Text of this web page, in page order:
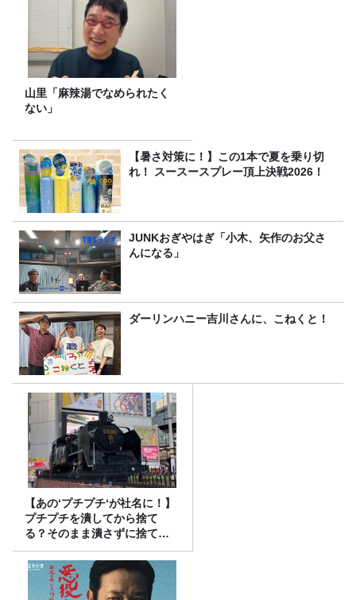
山里「麻辣湯でなめられたく
ない」
【暑さ対策に！】この1本で夏を乗り切
れ！ スースースプレー頂上決戦2026！
JUNKおぎやはぎ「小木、矢作のお父さ
んになる」
ダーリンハニー吉川さんに、こねくと！
【あの‘プチプチ‘が社名に！】
プチプチを潰してから捨て
る？そのまま潰さずに捨て
る？